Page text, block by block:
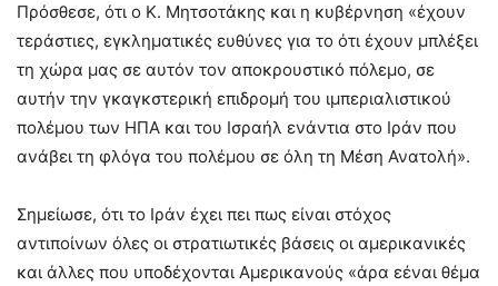
Πρόσθεσε, ότι ο Κ. Μητσοτάκης και η κυβέρνηση «έχουν
τεράστιες, εγκληματικές ευθύνες για το ότι έχουν μπλέξει
τη χώρα μας σε αυτόν τον αποκρουστικό πόλεμο, σε
αυτήν την γκαγκστερική επιδρομή του ιμπεριαλιστικού
πολέμου των ΗΠΑ και του Ισραήλ ενάντια στο Ιράν που
ανάβει τη φλόγα του πολέμου σε όλη τη Μέση Ανατολή».
Σημείωσε, ότι το Ιράν έχει πει πως είναι στόχος
αντιποίνων όλες οι στρατιωτικές βάσεις οι αμερικανικές
και άλλες που υποδέχονται Αμερικανούς «άρα εέναι θέμα